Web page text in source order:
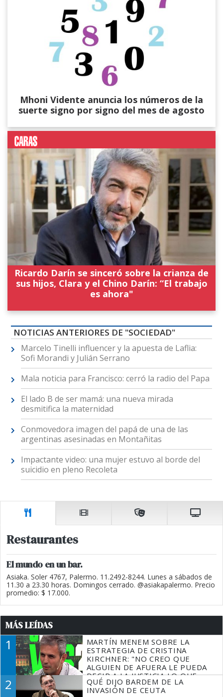
Mhoni Vidente anuncia los números de la
suerte signo por signo del mes de agosto
Ricardo Darín se sinceró sobre la crianza de
sus hijos, Clara y el Chino Darín: “El trabajo
es ahora"
NOTICIAS ANTERIORES DE "SOCIEDAD"
Marcelo Tinelli influencer y la apuesta de Laflia:
Sofi Morandi y Julián Serrano
Mala noticia para Francisco: cerró la radio del Papa
El lado B de ser mamá: una nueva mirada
desmitifica la maternidad
Conmovedora imagen del papá de una de las
argentinas asesinadas en Montañitas
Impactante video: una mujer estuvo al borde del
suicidio en pleno Recoleta
Restaurantes
El mundo en un bar.
Asiaka. Soler 4767, Palermo. 11.2492-8244. Lunes a sábados de
11.30 a 23.30 horas. Domingos cerrado. @asiakapalermo. Precio
promedio: $ 17.000.
MÁS LEÍDAS
1
MARTÍN MENEM SOBRE LA
ESTRATEGIA DE CRISTINA
KIRCHNER: "NO CREO QUE
ALGUIEN DE AFUERA LE PUEDA
DECIR A LA JUSTICIA LO QUE
TIENE QUE HACER"
2
QUÉ DIJO BARDEM DE LA
INVASIÓN DE CEUTA